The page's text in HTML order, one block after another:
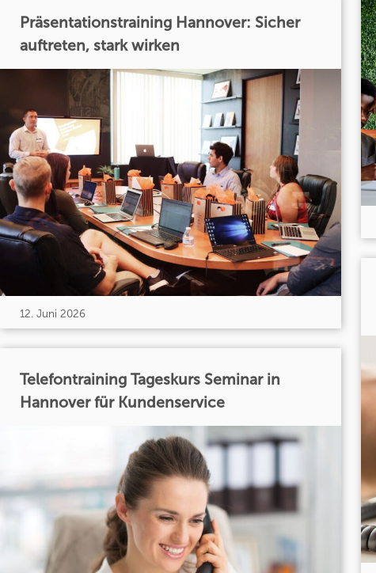
Präsentationstraining Hannover: Sicher
auftreten, stark wirken
12. Juni 2026
Telefontraining Tageskurs Seminar in
Hannover für Kundenservice